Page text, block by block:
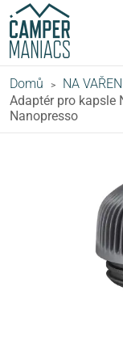
Domů > NA
Adaptér pro kapsle
Nanopresso